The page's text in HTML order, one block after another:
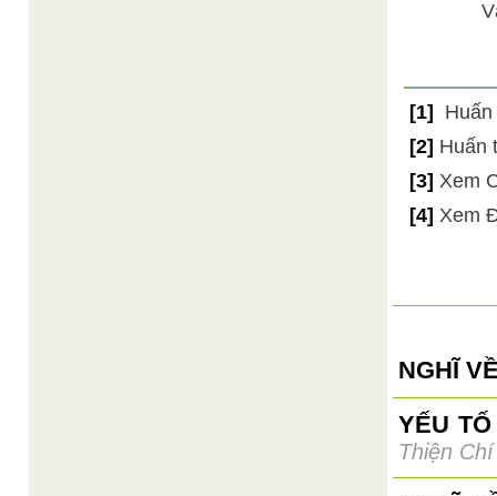
Vạn
[1]
[2] Huấn
[3] Xem
[4] Xem
NGHĨ
YẾU
Thiện Chí